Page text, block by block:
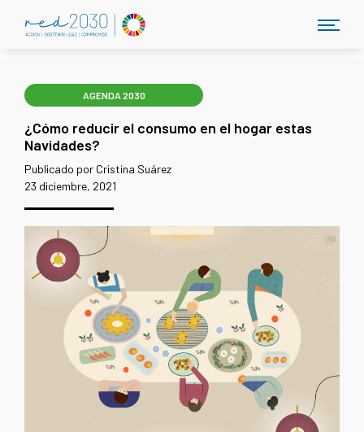
AGENDA 2030
¿Cómo reducir el consumo en el hogar estas
Navidades?
Publicado por Cristina Suárez
23 diciembre, 2021